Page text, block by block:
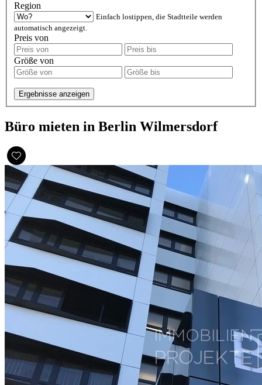
Region
Einfach lostippen, die Stadtteile werden
automatisch angezeigt.
Preis von
Größe von
Ergebnisse anzeigen
Büro mieten in Berlin Wilmersdorf